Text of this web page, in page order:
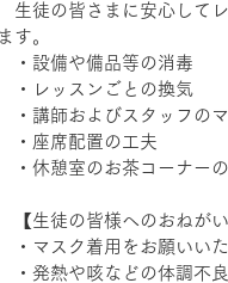
生徒の皆さまに安心して
ます。
・設備や備品等の消毒
・レッスンごとの換気
・講師およびスタッフの
・座席配置の工夫
・休憩室のお茶コーナー
【生徒の皆様へのおねがい
・マスク着用をお願いいた
・発熱や咳などの体調不良